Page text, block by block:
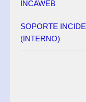
INCAWEB
SOPORTE
(INTERNO)